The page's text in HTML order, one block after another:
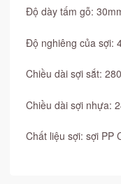
Độ dày tấm gỗ:
Độ nghiêng của sợi:
Chiều dài sợi sắt:
Chiều dài sợi nhựa:
Chất liệu sợi: sợi PP